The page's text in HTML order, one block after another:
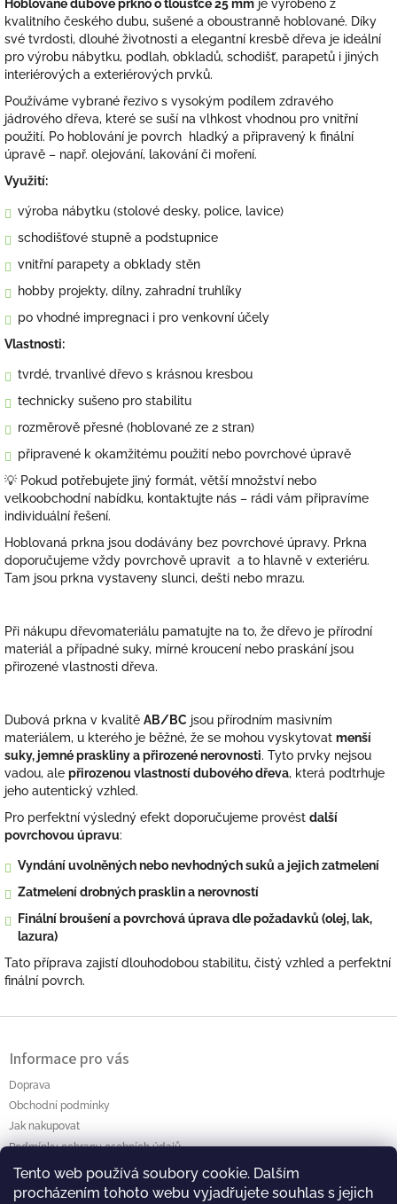
Tento web používá soubory cookie. Dalším
procházením tohoto webu vyjadřujete souhlas s jejich
Hoblované dubové prkno o tloušťce 25 mm je vyrobeno z
kvalitního českého dubu, sušené a oboustranně hoblované. Díky
své tvrdosti, dlouhé životnosti a elegantní kresbě dřeva je ideální
pro výrobu nábytku, podlah, obkladů, schodišť, parapetů i jiných
interiérových a exteriérových prvků.
Používáme vybrané řezivo s vysokým podílem zdravého
jádrového dřeva, které se suší na vlhkost vhodnou pro vnitřní
použití. Po hoblování je povrch hladký a připravený k finální
úpravě – např. olejování, lakování či moření.
Využití:
výroba nábytku (stolové desky, police, lavice)
schodišťové stupně a podstupnice
vnitřní parapety a obklady stěn
hobby projekty, dílny, zahradní truhlíky
po vhodné impregnaci i pro venkovní účely
Vlastnosti:
tvrdé, trvanlivé dřevo s krásnou kresbou
technicky sušeno pro stabilitu
rozměrově přesné (hoblované ze 2 stran)
připravené k okamžitému použití nebo povrchové úpravě
💡 Pokud potřebujete jiný formát, větší množství nebo
velkoobchodní nabídku, kontaktujte nás – rádi vám připravíme
individuální řešení.
Hoblovaná prkna jsou dodávány bez povrchové úpravy. Prkna
doporučujeme vždy povrchově upravit a to hlavně v exteriéru.
Tam jsou prkna vystaveny slunci, dešti nebo mrazu.
Při nákupu dřevomateriálu pamatujte na to, že dřevo je přírodní
materiál a případné suky, mírné kroucení nebo praskání jsou
přirozené vlastnosti dřeva.
Dubová prkna v kvalitě AB/BC jsou přírodním masivním
materiálem, u kterého je běžné, že se mohou vyskytovat menší
suky, jemné praskliny a přirozené nerovnosti. Tyto prvky nejsou
vadou, ale přirozenou vlastností dubového dřeva, která podtrhuje
jeho autentický vzhled.
Pro perfektní výsledný efekt doporučujeme provést další
povrchovou úpravu:
Vyndání uvolněných nebo nevhodných suků a jejich zatmelení
Zatmelení drobných prasklin a nerovností
Finální broušení a povrchová úprava dle požadavků (olej, lak,
lazura)
Tato příprava zajistí dlouhodobou stabilitu, čistý vzhled a perfektní
finální povrch.
Informace pro vás
Doprava
Obchodní podmínky
Jak nakupovat
Podmínky ochrany osobních údajů
Polanský AB s.r.o. Myslíkova 4 Pacov 395 01 Ič.: 01464256